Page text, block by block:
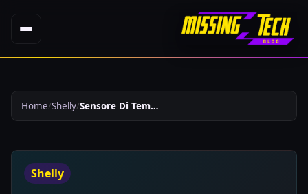
Home Shelly Sensore Di Temperatura Per Shelly 1 1pm Integrazione In Home Assistant 375
Shelly